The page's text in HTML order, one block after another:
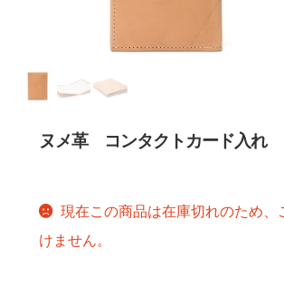
聖書カバー
聖句プレート
ヌメ革 コンタクトカード入れ
現在この商品は在庫切れのため、
けません。